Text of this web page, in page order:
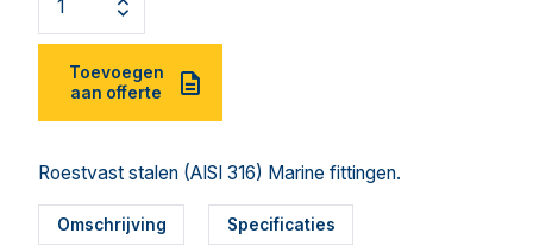
Toevoegen
aan offerte
Roestvast stalen (AISI 316) Marine fittingen.
Omschrijving Specificaties